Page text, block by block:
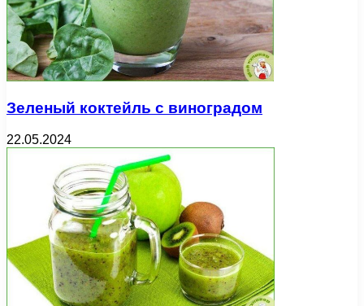
Зеленый коктейль с виноградом
22.05.2024